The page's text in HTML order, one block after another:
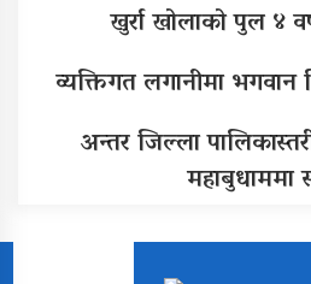
खुर्रा खोलाको पुल ४
व्यक्तिगत लगानीमा भगवान
अन्तर जिल्ला
महाबुधाममा